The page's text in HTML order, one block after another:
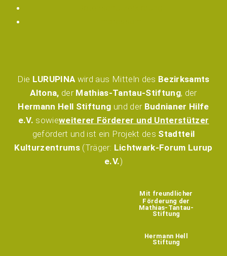
Die LURUPINA wird aus Mitteln des Bezirksamts
Altona, der Mathias-Tantau-Stiftung, der
Hermann Hell Stiftung und der Budnianer Hilfe
e.V. sowieweiterer Förderer und Unterstützer
gefördert und ist ein Projekt des Stadtteil
Kulturzentrums (Träger: Lichtwark-Forum Lurup
e.V.)
Mit freundlicher
Förderung der
Mathias-Tantau-
Stiftung
Hermann Hell
Stiftung